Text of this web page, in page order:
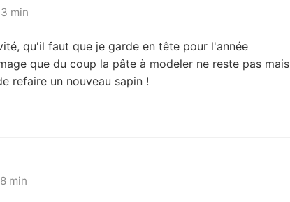
min
qu'il faut que je garde en tête pour l'année
que du coup la pâte à modeler ne reste pas mais
refaire un nouveau sapin !
min